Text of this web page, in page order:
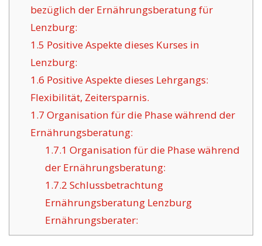
bezüglich der Ernährungsberatung für
Lenzburg:
1.5 Positive Aspekte dieses Kurses in
Lenzburg:
1.6 Positive Aspekte dieses Lehrgangs:
Flexibilität, Zeitersparnis.
1.7 Organisation für die Phase während der
Ernährungsberatung:
1.7.1 Organisation für die Phase während
der Ernährungsberatung:
1.7.2 Schlussbetrachtung
Ernährungsberatung Lenzburg
Ernährungsberater: